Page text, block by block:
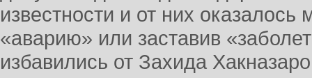
известности и от них оказалось
«аварию» или заставив
избавились от Захида